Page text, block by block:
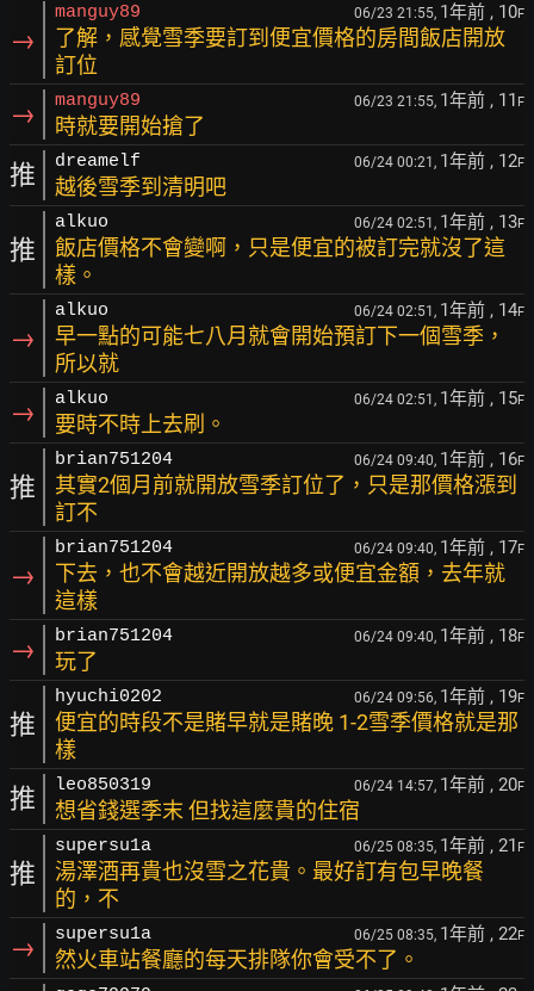
→
manguy89 06/23 21:55, 1年前 , 10F
了解，感覺雪季要訂到便宜價格的房間飯店開放
訂位
→ manguy89 06/23 21:55, 1年前 , 11 F
時就要開始搶了
推 dreamelf 06/24 00:21, 1年前 , 12F
越後雪季到清明吧
推
alkuo 06/24 02:51, 1年前 , 13F
飯店價格不會變啊，只是便宜的被訂完就沒了這
樣。
→
alkuo 06/24 02:51, 1年前 , 14F
早一點的可能七八月就會開始預訂下一個雪季，
所以就
→ alkuo 06/24 02:51, 1年前 , 15F
要時不時上去刷。
推
brian751204 06/24 09:40, 1年前 , 16F
其實2個月前就開放雪季訂位了，只是那價格漲到
訂不
→
brian751204 06/24 09:40, 1年前 , 17F
下去，也不會越近開放越多或便宜金額，去年就
這樣
→ brian751204 06/24 09:40, 1年前 , 18F
玩了
推
hyuchi0202 06/24 09:56, 1年前 , 19F
便宜的時段不是賭早就是賭晚 1-2雪季價格就是那
樣
推 leo850319 06/24 14:57, 1年前 , 20F
想省錢選季末 但找這麼貴的住宿
推
supersu1a 06/25 08:35, 1年前 , 21 F
湯澤酒再貴也沒雪之花貴。最好訂有包早晚餐
的，不
→ supersu1a 06/25 08:35, 1年前 , 22F
然火車站餐廳的每天排隊你會受不了。